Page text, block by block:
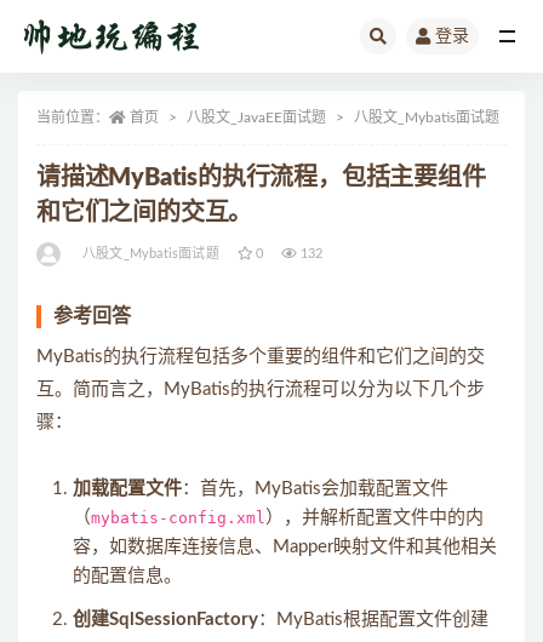
登录
当前位置： 首页 八股文_JavaEE面试题 八股文_Mybatis面试题
请描述MyBatis的执行流程，包括主要组件
和它们之间的交互。
八股文_Mybatis面试题 0 132
参考回答
MyBatis的执行流程包括多个重要的组件和它们之间的交
互。简而言之，MyBatis的执行流程可以分为以下几个步
骤：
加载配置文件：首先，MyBatis会加载配置文件
（mybatis-config.xml），并解析配置文件中的内
容，如数据库连接信息、Mapper映射文件和其他相关
的配置信息。
创建SqlSessionFactory：MyBatis根据配置文件创建